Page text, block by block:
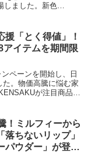
しました。新色
援「とく得値」！
アイテムを期間限
ペーンを開始し、日
。物価高騰に悩む家
が注目商品と
！ミルフィーから
落ちないリップ」
パウダー」が登